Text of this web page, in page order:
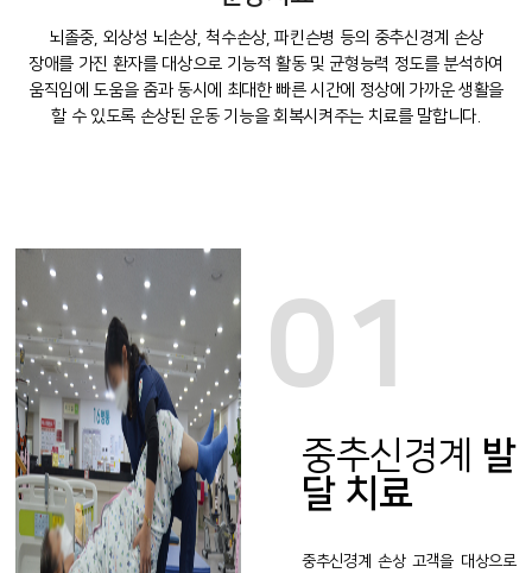
뇌졸중, 외상성 뇌손상, 척수손상, 파킨슨병 등의 중추신경계 손상
장애를 가진 환자를 대상으로 기능적 활동 및 균형능력 정도를 분석하여
움직임에 도움을 줌과 동시에 최대한 빠른 시간에 정상에 가까운 생활을
할 수 있도록 손상된 운동 기능을 회복시켜주는 치료를 말합니다.
01
중추신경계 발
달 치료
중추신경계 손상 고객을 대상으로